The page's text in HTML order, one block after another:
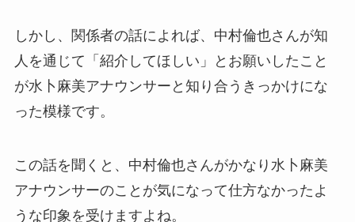
しかし、関係者の話によれば、中村倫也さんが知
人を通じて「紹介してほしい」とお願いしたこと
が水卜麻美アナウンサーと知り合うきっかけにな
った模様です。
この話を聞くと、中村倫也さんがかなり水卜麻美
アナウンサーのことが気になって仕方なかったよ
うな印象を受けますよね。